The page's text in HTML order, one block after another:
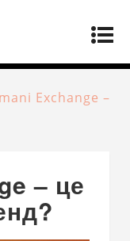
Exchange –
– це